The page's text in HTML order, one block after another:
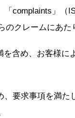
complaints」（
のクレームにあた
を含め、お客様に
要求事項を満た